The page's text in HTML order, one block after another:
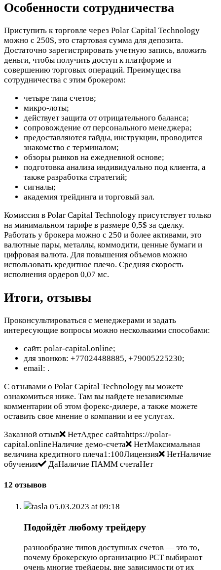
Особенности сотрудничества
Приступить к торговле через Polar Capital Technology
можно с 250$, это стартовая сумма для депозита.
Достаточно зарегистрировать учетную запись, вложить
деньги, чтобы получить доступ к платформе и
совершению торговых операций. Преимущества
сотрудничества с этим брокером:
четыре типа счетов;
микро-лоты;
действует защита от отрицательного баланса;
сопровождение от персонального менеджера;
предоставляются гайды, инструкции, проводится
знакомство с терминалом;
обзоры рынков на ежедневной основе;
подготовка анализа индивидуально под клиента, а
также разработка стратегий;
сигналы;
академия трейдинга и торговый зал.
Комиссия в Polar Capital Technology присутствует только
на минимальном тарифе в размере 0,5$ за сделку.
Работать у брокера можно с 250 и более активами, это
валютные пары, металлы, коммодити, ценные бумаги и
цифровая валюта. Для повышения объемов можно
использовать кредитное плечо. Средняя скорость
исполнения ордеров 0,07 мс.
Итоги, отзывы
Проконсультироваться с менеджерами и задать
интересующие вопросы можно несколькими способами:
сайт: polar-capital.online;
для звонков: +77024488885, +79005225230;
email: .
С отзывами о Polar Capital Technology вы можете
ознакомиться ниже. Там вы найдете независимые
комментарии об этом форекс-дилере, а также можете
оставить свое мнение о компании и ее услугах.
Заказной отзыв
НетАдрес сайтаhttps://polar-
capital.onlineНаличие демо-счета
НетМаксимальная
величина кредитного плеча1:100Лицензия
НетНаличие
обучения
ДаНаличие ПАММ счетаНет
12 отзывов
tasla 05.03.2023 at 09:18
Подойдёт любому трейдеру
разнообразие типов доступных счетов — это то,
почему брокерскую организацию PCT выбирают
очень многие трейдеры, вне зависимости от их